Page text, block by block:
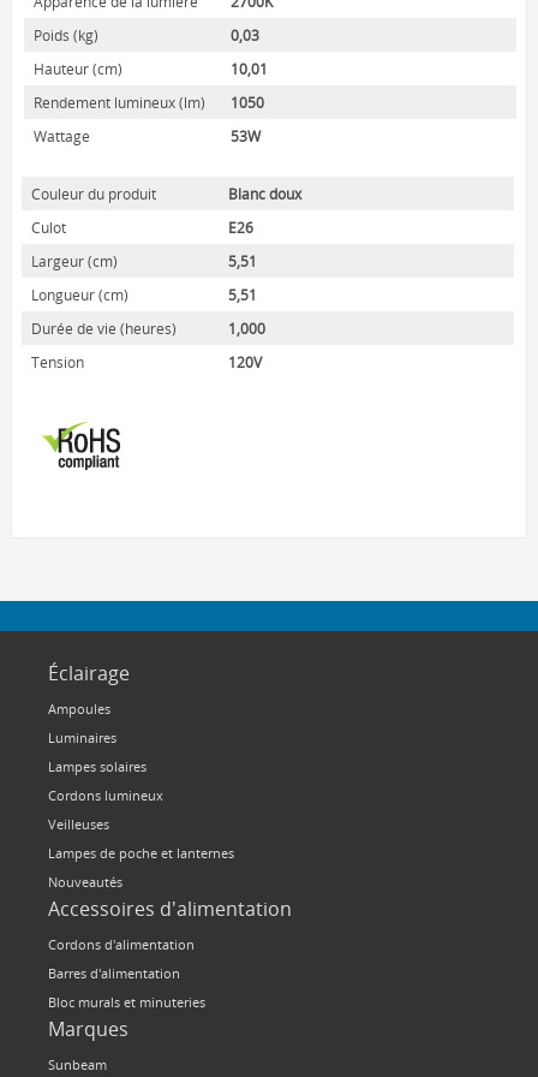
ENVIRO-BULB
HOME LUMINAIRE
CONTACT
Poids (kg)
0,03
Hauteur (cm)
10,01
Rendement lumineux (lm)
1050
Wattage
53W
Couleur du produit
Blanc doux
Culot
E26
Largeur (cm)
5,51
Longueur (cm)
5,51
Durée de vie (heures)
1,000
Tension
120V
Éclairage
Ampoules
Luminaires
Lampes solaires
Cordons lumineux
Veilleuses
Lampes de poche et lanternes
Nouveautés
Accessoires d'alimentation
Cordons d'alimentation
Barres d'alimentation
Bloc murals et minuteries
Marques
Sunbeam